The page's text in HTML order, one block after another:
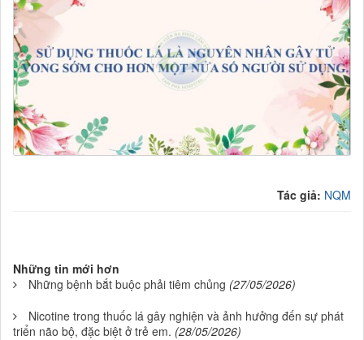
Tác giả: NQM
Những tin mới hơn
Những bệnh bắt buộc phải tiêm chủng (27/05/2026)
Nicotine trong thuốc lá gây nghiện và ảnh hưởng đến sự phát
triển não bộ, đặc biệt ở trẻ em. (28/05/2026)